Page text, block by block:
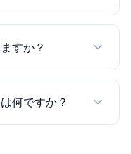
問題は解消されま
せん。AI支援コン
を除去しますが、
るものではありま
コンテンツは常に
すか？
全にレスポンシブ
ン、タブレット、
何ですか？